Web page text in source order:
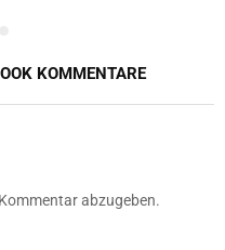
KOMMENTARE
abzugeben.